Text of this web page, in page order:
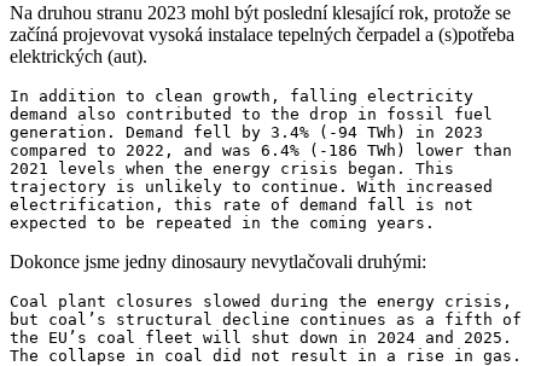
Na druhou stranu 2023 mohl být poslední klesající rok, protože se
začíná projevovat vysoká instalace tepelných čerpadel a (s)potřeba
elektrických (aut).
In addition to clean growth, falling electricity
demand also contributed to the drop in fossil fuel
generation. Demand fell by 3.4% (-94 TWh) in 2023
compared to 2022, and was 6.4% (-186 TWh) lower than
2021 levels when the energy crisis began. This
trajectory is unlikely to continue. With increased
electrification, this rate of demand fall is not
expected to be repeated in the coming years.
Dokonce jsme jedny dinosaury nevytlačovali druhými:
Coal plant closures slowed during the energy crisis,
but coal’s structural decline continues as a fifth of
the EU’s coal fleet will shut down in 2024 and 2025.
The collapse in coal did not result in a rise in gas.